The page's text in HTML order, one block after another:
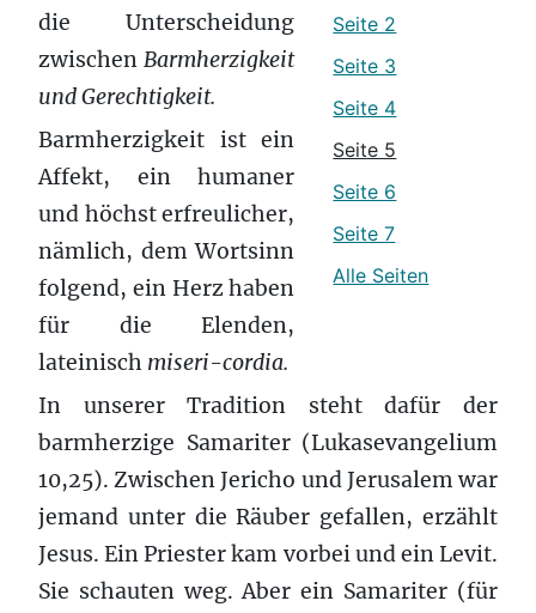
Seite 2
Seite 3
Seite 4
Seite 5
Seite 6
Seite 7
Alle Seiten
die Unterscheidung
zwischenBarmherzigkeit
und Gerechtigkeit.
Barmherzigkeit ist ein
Affekt, ein humaner
und höchst erfreulicher,
nämlich, dem Wortsinn
folgend, ein Herz haben
für die Elenden,
lateinisch miseri-cordia.
In unserer Tradition steht dafür der
barmherzige Samariter (Lukasevangelium
10,25). Zwischen Jericho und Jerusalem war
jemand unter die Räuber gefallen, erzählt
Jesus. Ein Priester kam vorbei und ein Levit.
Sie schauten weg. Aber ein Samariter (für